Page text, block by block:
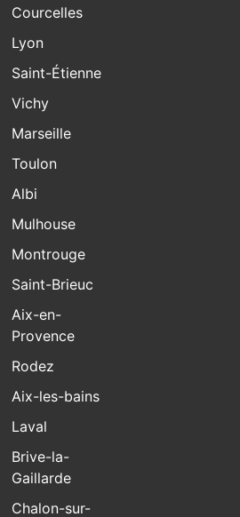
Courcelles
Lyon
Saint-Étienne
Vichy
Marseille
Toulon
Albi
Mulhouse
Montrouge
Saint-Brieuc
Aix-en-
Provence
Rodez
Aix-les-bains
Laval
Brive-la-
Gaillarde
Chalon-sur-